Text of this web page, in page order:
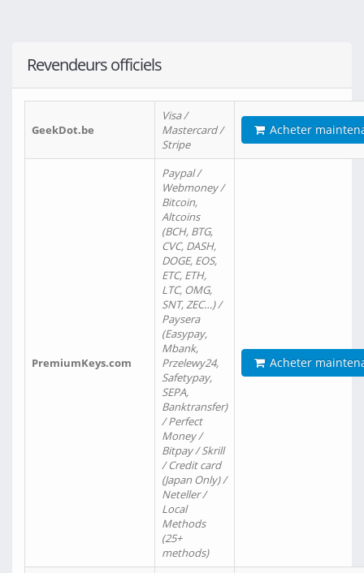
Revendeurs officiels
GeekDot.be
Visa /
Mastercard /
Stripe
Acheter
PremiumKeys.com
Paypal /
Webmoney /
Bitcoin,
Altcoins
(BCH, BTG,
CVC, DASH,
DOGE, EOS,
ETC, ETH,
LTC, OMG,
SNT, ZEC…) /
Paysera
(Easypay,
Mbank,
Przelewy24,
Safetypay,
SEPA,
Banktransfer)
/ Perfect
Money /
Bitpay / Skrill
/ Credit card
(Japan Only) /
Neteller /
Local
Methods
(25+
methods)
Acheter